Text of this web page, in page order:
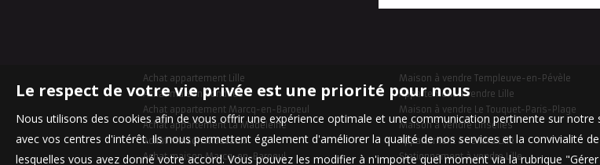
Achat appartement Lille
Achat maison Bondues
Achat appartement Marcq-en-Baroeul
Achat appartement La Madeleine
Achat maison Mouvaux
Achat maison Marcq-en-Baroeul
Maison à vendre Templeuve-en-Pévèle
Appartement à vendre Lille
Maison à vendre Le Touquet-Paris-Plage
Maison à vendre Linselles
Appartement à vendre Lille
Stationnement à vendre Lille
Le respect de votre vie privée est une priorité pour nous
Nous utilisons des cookies afin de vous offrir une expérience optimale et une communication pertinente sur
avec vos centres d'intérêt. Ils nous permettent également d'améliorer la qualité de nos services et la convivialité
lesquelles vous avez donné votre accord. Vous pouvez les modifier à n'importe quel moment via la rubrique